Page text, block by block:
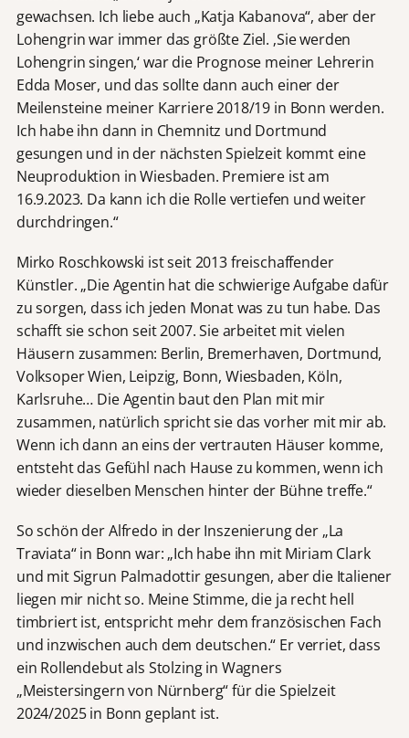
gewachsen. Ich liebe auch „Katja Kabanova“, aber der
Lohengrin war immer das größte Ziel. ‚Sie werden
Lohengrin singen,‘ war die Prognose meiner Lehrerin
Edda Moser, und das sollte dann auch einer der
Meilensteine meiner Karriere 2018/19 in Bonn werden.
Ich habe ihn dann in Chemnitz und Dortmund
gesungen und in der nächsten Spielzeit kommt eine
Neuproduktion in Wiesbaden. Premiere ist am
16.9.2023. Da kann ich die Rolle vertiefen und weiter
durchdringen.“
Mirko Roschkowski ist seit 2013 freischaffender
Künstler. „Die Agentin hat die schwierige Aufgabe dafür
zu sorgen, dass ich jeden Monat was zu tun habe. Das
schafft sie schon seit 2007. Sie arbeitet mit vielen
Häusern zusammen: Berlin, Bremerhaven, Dortmund,
Volksoper Wien, Leipzig, Bonn, Wiesbaden, Köln,
Karlsruhe… Die Agentin baut den Plan mit mir
zusammen, natürlich spricht sie das vorher mit mir ab.
Wenn ich dann an eins der vertrauten Häuser komme,
entsteht das Gefühl nach Hause zu kommen, wenn ich
wieder dieselben Menschen hinter der Bühne treffe.“
So schön der Alfredo in der Inszenierung der „La
Traviata“ in Bonn war: „Ich habe ihn mit Miriam Clark
und mit Sigrun Palmadottir gesungen, aber die Italiener
liegen mir nicht so. Meine Stimme, die ja recht hell
timbriert ist, entspricht mehr dem französischen Fach
und inzwischen auch dem deutschen.“ Er verriet, dass
ein Rollendebut als Stolzing in Wagners
„Meistersingern von Nürnberg“ für die Spielzeit
2024/2025 in Bonn geplant ist.